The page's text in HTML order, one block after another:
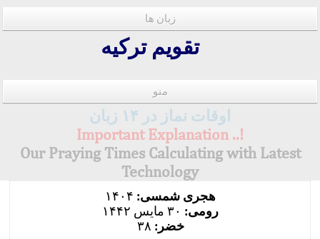
زبان ها
تقویم ترکیه
منو
اوقات نماز در ۱۴ زبان
!.. Important Explanation
Our Praying Times Calculating with Latest
Technology
هجری شمسی: ۱۴۰۴
رومی: ۳۰ مایس ۱۴۴۲
خضر: ۳۸